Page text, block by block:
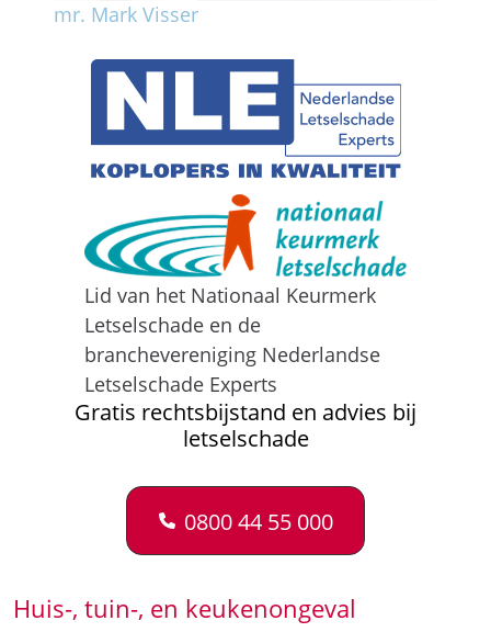
mr. Mark Visser
Lid van het Nationaal Keurmerk
Letselschade en de
branchevereniging Nederlandse
Letselschade Experts
Gratis rechtsbijstand en advies bij
letselschade
0800 44 55 000
Huis-, tuin-, en keukenongeval